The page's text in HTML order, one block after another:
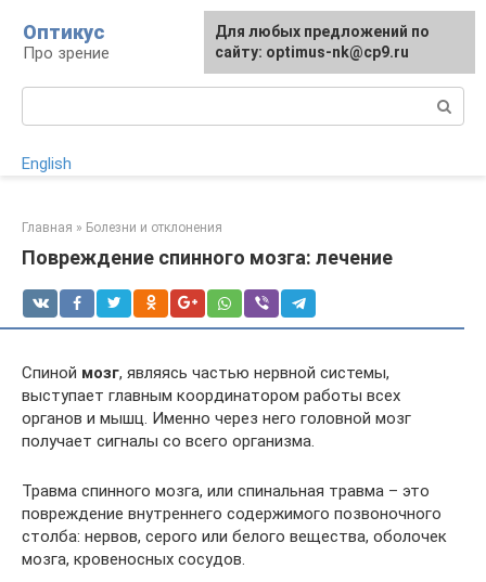
контенту
Оптикус
Про зрение
English
Главная » Болезни и отклонения
Повреждение спинного мозга: лечение
Спиной мозг, являясь частью нервной системы,
выступает главным координатором работы всех
органов и мышц. Именно через него головной мозг
получает сигналы со всего организма.
Травма спинного мозга, или спинальная травма – это
повреждение внутреннего содержимого позвоночного
столба: нервов, серого или белого вещества, оболочек
мозга, кровеносных сосудов.
Для любых предложений по
сайту: optimus-nk@cp9.ru